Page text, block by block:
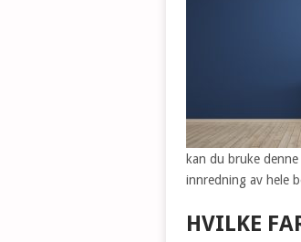
kan du bruke
innredning av hele
HVILKE